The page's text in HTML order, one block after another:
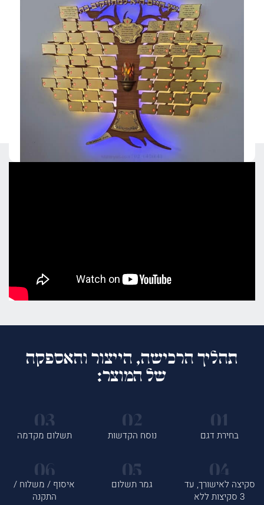
תהליך הרכישה, הייצור והאספקה
של המוצר:
בחירת דגם נוסח הקדשות תשלום מקדמה
סקיצה לאישורך, עד
3 סקיצות ללא
גמר תשלום
איסוף / משלוח /
התקנה